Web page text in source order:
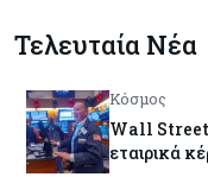
Τελευταία Νέα
Κόσμος
Wall Street:
εταιρικά